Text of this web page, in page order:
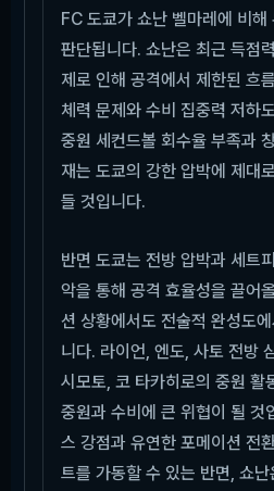
FC 도쿄가 쇼난 벨마레에 비
판단됩니다. 쇼난은 최근 득점
제로 인해 공격에서 제한된 흐
체력 문제와 수비 집중력 저하
중원 세컨드볼 회수율 부족과
재는 도쿄의 강한 압박에 제대
들 것입니다.
반면 도쿄는 전방 압박과 세트
악을 통해 공격 효율성을 끌어
션 상황에서도 전술적 완성도
니다. 라이언, 엔도, 사토 전방
시모토, 코 타카히로의 중원 활
중원과 수비에 큰 위협이 될 것
스 강점과 유연한 포메이션 전
트를 가동할 수 있는 반면, 쇼